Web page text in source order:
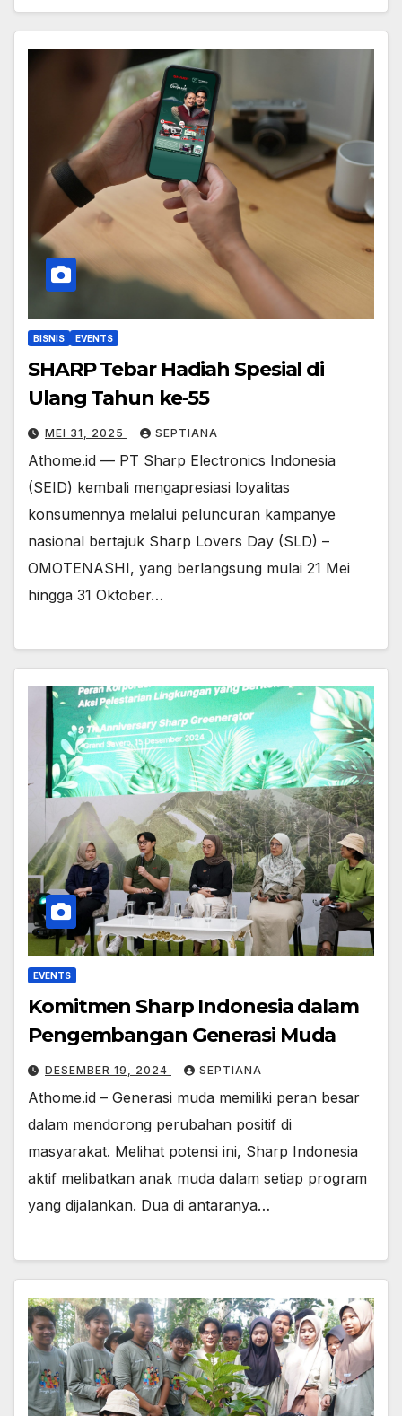
BISNIS EVENTS
SHARP Tebar Hadiah Spesial di
Ulang Tahun ke-55
MEI 31, 2025 SEPTIANA
Athome.id — PT Sharp Electronics Indonesia
(SEID) kembali mengapresiasi loyalitas
konsumennya melalui peluncuran kampanye
nasional bertajuk Sharp Lovers Day (SLD) –
OMOTENASHI, yang berlangsung mulai 21 Mei
hingga 31 Oktober…
EVENTS
Komitmen Sharp Indonesia dalam
Pengembangan Generasi Muda
DESEMBER 19, 2024 SEPTIANA
Athome.id – Generasi muda memiliki peran besar
dalam mendorong perubahan positif di
masyarakat. Melihat potensi ini, Sharp Indonesia
aktif melibatkan anak muda dalam setiap program
yang dijalankan. Dua di antaranya…